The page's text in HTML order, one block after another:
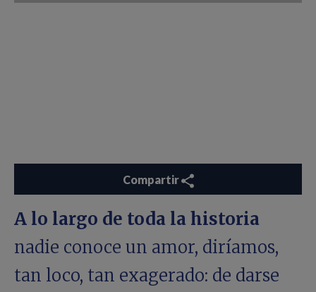
Compartir
A lo largo de toda la historia
nadie conoce un amor, diríamos,
tan loco, tan exagerado: de darse